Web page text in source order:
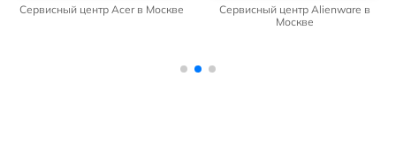
Сервисный центр Acer в Москве
Сервисный центр Alienware в
Москве